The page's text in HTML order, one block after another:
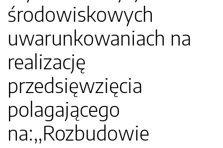
środowiskowych
uwarunkowaniach na
realizację
przedsięwzięcia
polagającego
na:,,Rozbudowie